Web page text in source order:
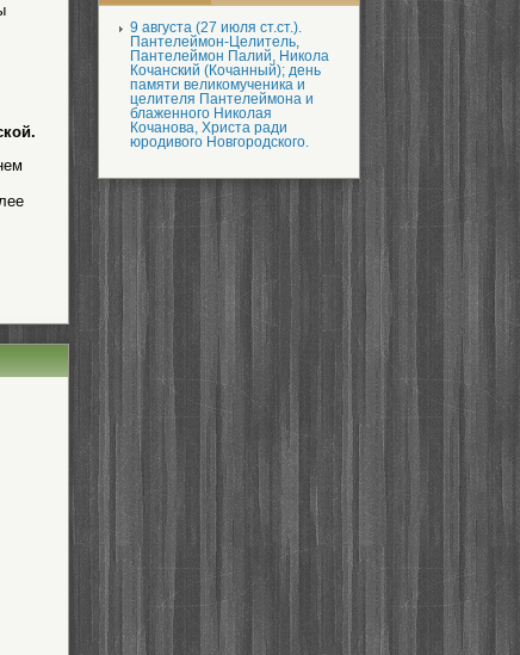
9 августа (27 июля ст.ст.).
Пантелеймон-Целитель,
Пантелеймон Палий, Никола
Кочанский (Кочанный); день
памяти великомученика и
целителя Пантелеймона и
блаженного Николая
Кочанова, Христа ради
юродивого Новгородского.